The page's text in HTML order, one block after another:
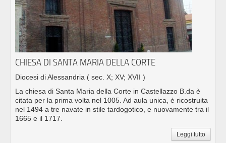
CHIESA DI SANTA MARIA DELLA CORTE
Diocesi di Alessandria ( sec. X; XV; XVII )
La chiesa di Santa Maria della Corte in Castellazzo B.da è
citata per la prima volta nel 1005. Ad aula unica, è ricostruita
nel 1494 a tre navate in stile tardogotico, e nuovamente tra il
1665 e il 1717.
Leggi tutto